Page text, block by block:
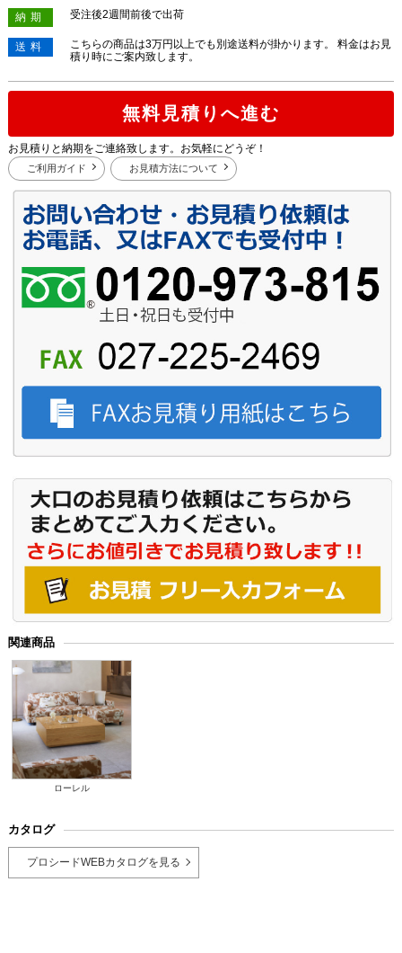
納期 受注後2週間前後で出荷
送料
こちらの商品は3万円以上でも別途送料が掛かります。 料金はお見
積り時にご案内致します。
無料見積りへ進む
お見積りと納期をご連絡致します。お気軽にどうぞ！
ご利用ガイド お見積方法について
関連商品
ローレル
カタログ
プロシードWEBカタログを見る